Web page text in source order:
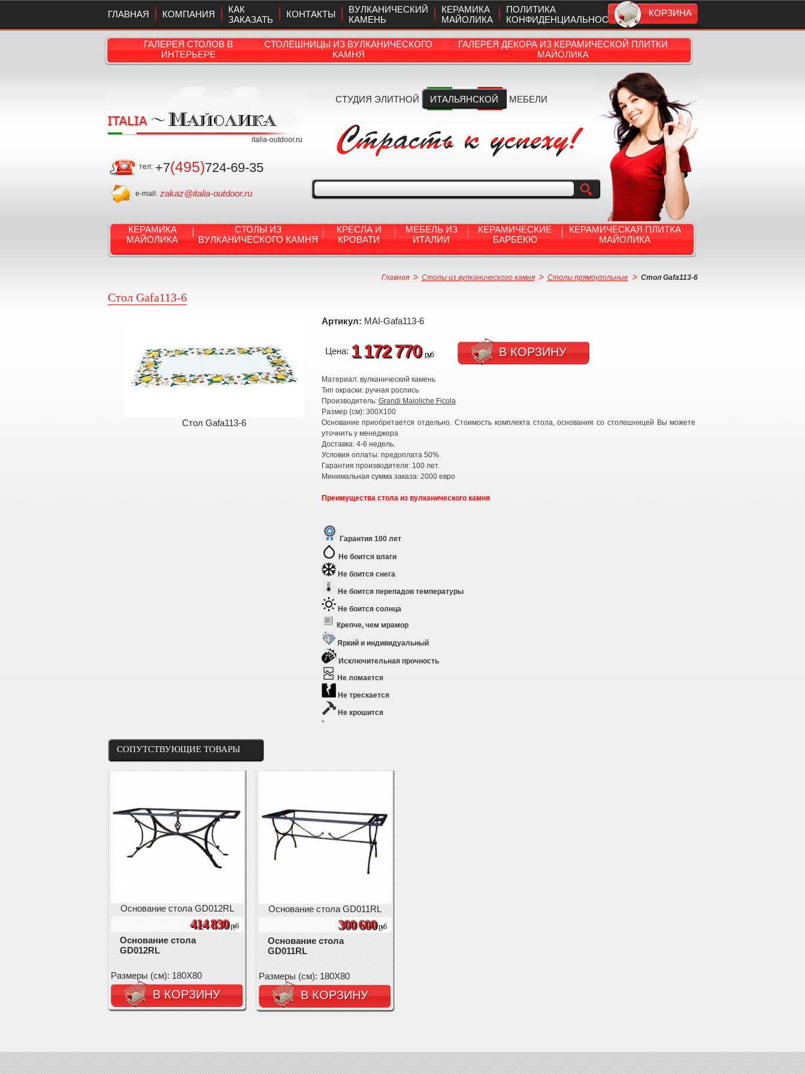
КОРЗИНА
ГЛАВНАЯ КОМПАНИЯ
КАК
ЗАКАЗАТЬ
КОНТАКТЫ
ВУЛКАНИЧЕСКИЙ
КАМЕНЬ
КЕРАМИКА
МАЙОЛИКА
ПОЛИТИКА
КОНФИДЕНЦИАЛЬНОСТИ
ГАЛЕРЕЯ СТОЛОВ В
ИНТЕРЬЕРЕ
СТОЛЕШНИЦЫ ИЗ ВУЛКАНИЧЕСКОГО
КАМНЯ
ГАЛЕРЕЯ ДЕКОРА ИЗ КЕРАМИЧЕСКОЙ ПЛИТКИ
МАЙОЛИКА
italia-outdoor.ru
тел: +7(495)724-69-35
e-mail: zakaz@italia-outdoor.ru
СТУДИЯ ЭЛИТНОЙ ИТАЛЬЯНСКОЙ МЕБЕЛИ
КЕРАМИКА
МАЙОЛИКА
СТОЛЫ ИЗ
ВУЛКАНИЧЕСКОГО КАМНЯ
КРЕСЛА И
КРОВАТИ
МЕБЕЛЬ ИЗ
ИТАЛИИ
КЕРАМИЧЕСКИЕ
БАРБЕКЮ
КЕРАМИЧЕСКАЯ ПЛИТКА
МАЙОЛИКА
Главная Столы из вулканического камня Столы прямоугольные Стол Gafa113-6
Стол Gafa113-6
Стол Gafa113-6
Артикул: MAI-Gafa113-6
Цена: 1 172 770 руб В КОРЗИНУ
Материал: вулканический камень
Тип окраски: ручная роспись
Производитель: Grandi Maioliche Ficola
Размер (см): 300X100
Основание приобретается отдельно. Стоимость комплекта стола, основания со столешницей Вы можете
уточнить у менеджера
Доставка: 4-6 недель.
Условия оплаты: предоплата 50%.
Гарантия производителя: 100 лет.
Минимальная сумма заказа: 2000 евро
Преимущества стола из вулканического камня
Гарантия 100 лет
Не боится влаги
Не боится снега
Не боится перепадов температуры
Не боится солнца
Крепче, чем мрамор
Яркий и индивидуальный
Исключительная прочность
Не ломается
Не трескается
Не крошится
"
СОПУТСТВУЮЩИЕ ТОВАРЫ
Основание стола GD012RL
414 830руб
Основание стола
GD012RL
Размеры (см): 180X80
В КОРЗИНУ
Основание стола GD011RL
300 600руб
Основание стола
GD011RL
Размеры (см): 180X80
В КОРЗИНУ